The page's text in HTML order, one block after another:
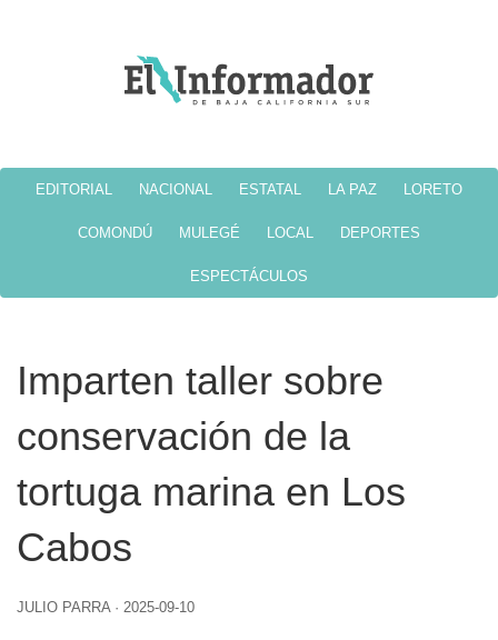
EDITORIAL NACIONAL ESTATAL LA PAZ LORETO
COMONDÚ MULEGÉ LOCAL DEPORTES
ESPECTÁCULOS
Imparten taller sobre
conservación de la
tortuga marina en Los
Cabos
JULIO PARRA · 2025-09-10